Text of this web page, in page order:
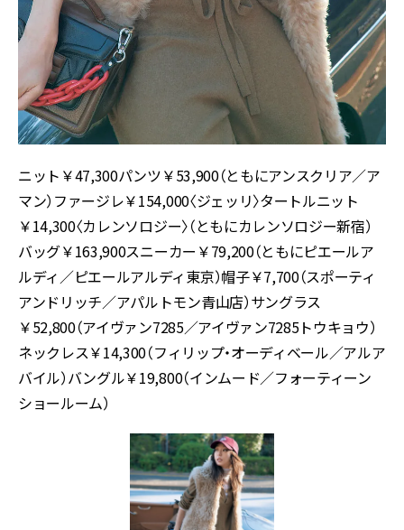
ニット￥47,300パンツ￥53,900（ともにアンスクリア／ア
マン）ファージレ￥154,000〈ジェッリ〉タートルニット
￥14,300〈カレンソロジー〉（ともにカレンソロジー新宿）
バッグ￥163,900スニーカー￥79,200（ともにピエールア
ルディ／ピエールアルディ東京）帽子￥7,700（スポーティ
アンドリッチ／アパルトモン青山店）サングラス
￥52,800（アイヴァン7285／アイヴァン7285トウキョウ）
ネックレス￥14,300（フィリップ・オーディベール／アルア
バイル）バングル￥19,800（インムード／フォーティーン
ショールーム）